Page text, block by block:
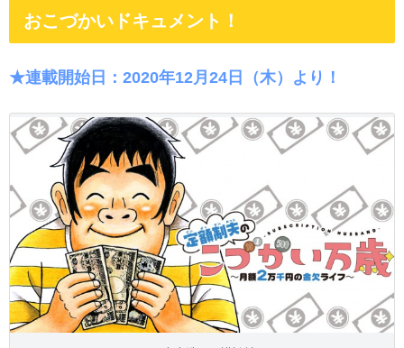
おこづかいドキュメント！
★連載開始日：2020年12月24日（木）より！